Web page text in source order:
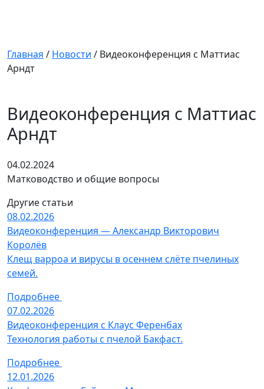
Главная / Новости / Видеоконференция с Маттиас
Арндт
Видеоконференция с Маттиас
Арндт
04.02.2024
Матководство и общие вопросы
Другие статьи
08.02.2026
Видеоконференция — Александр Викторович
Королёв
Клещ варроа и вирусы в осеннем слёте пчелиных
семей.
Подробнее
07.02.2026
Видеоконференция с Клаус Ференбах
Технология работы с пчелой Бакфаст.
Подробнее
12.01.2026